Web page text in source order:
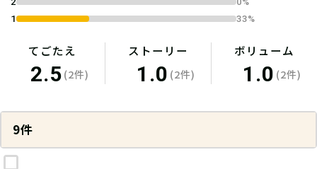
1
33%
てごたえ
2.5(2件)
ストーリー
1.0 (2件)
ボリューム
1.0 (2件)
9件